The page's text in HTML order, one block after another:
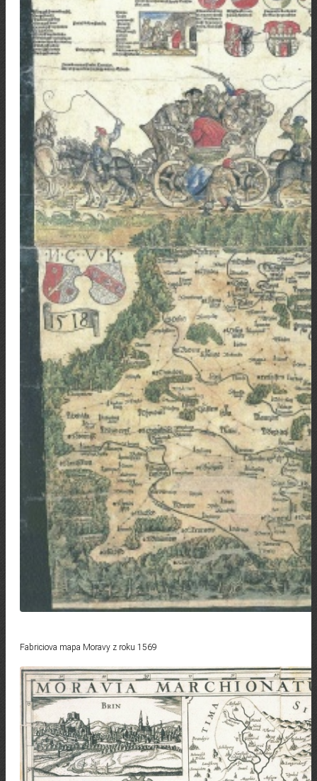
Fabriciova mapa Moravy z roku 1569